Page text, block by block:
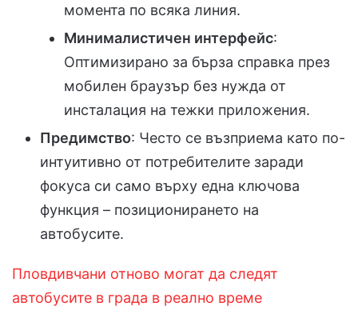
момента по всяка линия.
Минималистичен интерфейс:
Оптимизирано за бърза справка през
мобилен браузър без нужда от
инсталация на тежки приложения.
Предимство: Често се възприема като по-
интуитивно от потребителите заради
фокуса си само върху една ключова
функция – позиционирането на
автобусите.
Пловдивчани отново могат да следят
автобусите в града в реално време